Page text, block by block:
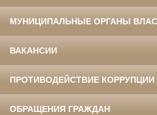
МУНИЦИПАЛЬНЫЕ ОРГАНЫ
ВАКАНСИИ
ПРОТИВОДЕЙСТВИЕ КОРРУПЦИИ
ОБРАЩЕНИЯ ГРАЖДАН